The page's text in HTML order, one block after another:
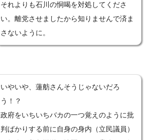
それよりも石川の恫喝を対処してくださ
い。離党させましたから知りませんで済ま
さないように。
いやいや、蓮舫さんそうじゃないだろ
う！？
政府をいちいちバカの一つ覚えのように批
判ばかりする前に自身の身内（立民議員）